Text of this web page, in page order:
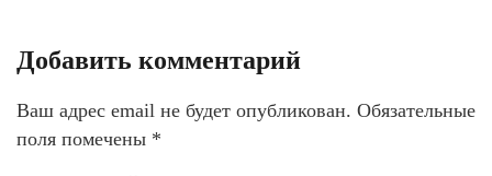
Добавить комментарий
Ваш адрес email не будет опубликован. Обязательные
поля помечены *